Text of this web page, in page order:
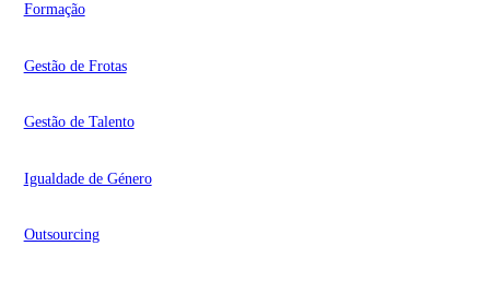
Formação
Gestão de Frotas
Gestão de Talento
Igualdade de Género
Outsourcing